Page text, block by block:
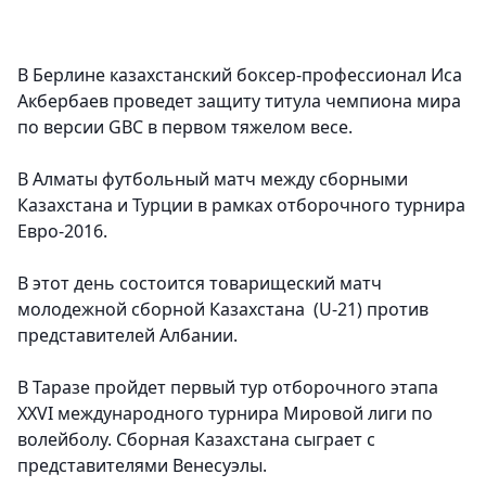
В Берлине казахстанский боксер-профессионал Иса
Акбербаев проведет защиту титула чемпиона мира
по версии GBC в первом тяжелом весе.
В Алматы футбольный матч между сборными
Казахстана и Турции в рамках отборочного турнира
Евро-2016.
В этот день состоится товарищеский матч
молодежной сборной Казахстана (U-21) против
представителей Албании.
В Таразе пройдет первый тур отборочного этапа
XXVI международного турнира Мировой лиги по
волейболу. Сборная Казахстана сыграет с
представителями Венесуэлы.